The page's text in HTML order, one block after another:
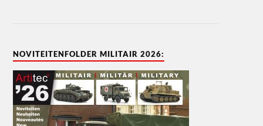
NOVITEITENFOLDER MILITAIR 2026: